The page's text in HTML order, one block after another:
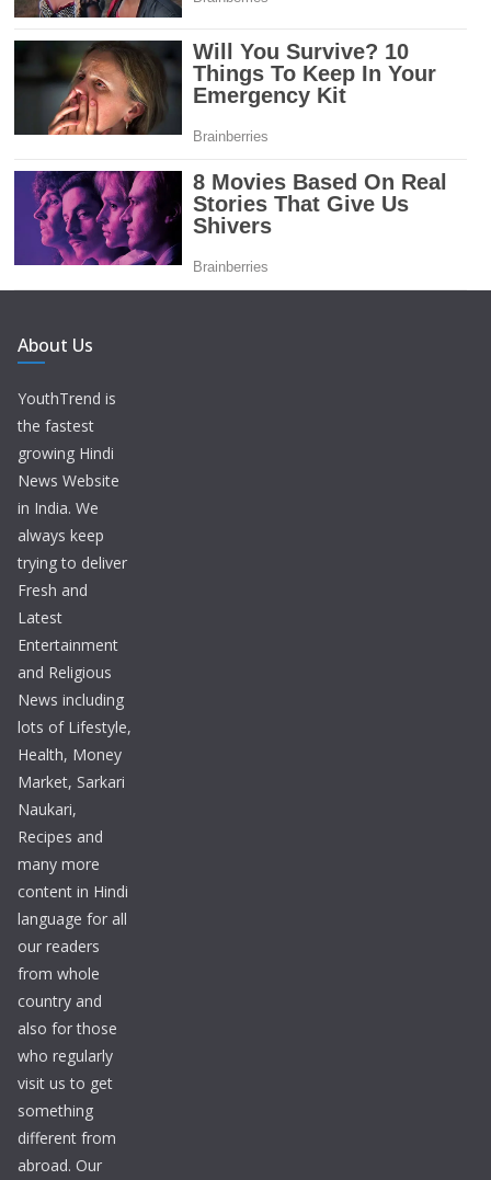
About Us
YouthTrend is
the fastest
growing Hindi
News Website
in India. We
always keep
trying to deliver
Fresh and
Latest
Entertainment
and Religious
News including
lots of Lifestyle,
Health, Money
Market, Sarkari
Naukari,
Recipes and
many more
content in Hindi
language for all
our readers
from whole
country and
also for those
who regularly
visit us to get
something
different from
abroad. Our